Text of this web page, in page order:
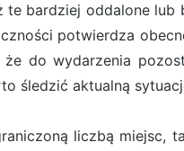
bardziej oddalone
potwierdza
do wydarzenia
śledzić aktualną
liczbą miejsc,